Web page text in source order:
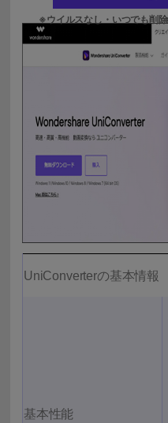
UniConverterの基本情報
基本性能